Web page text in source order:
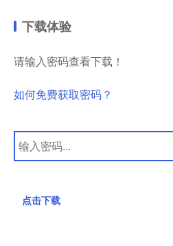
下载体验
请输入密码查看下载！
如何免费获取密码？
点击下载